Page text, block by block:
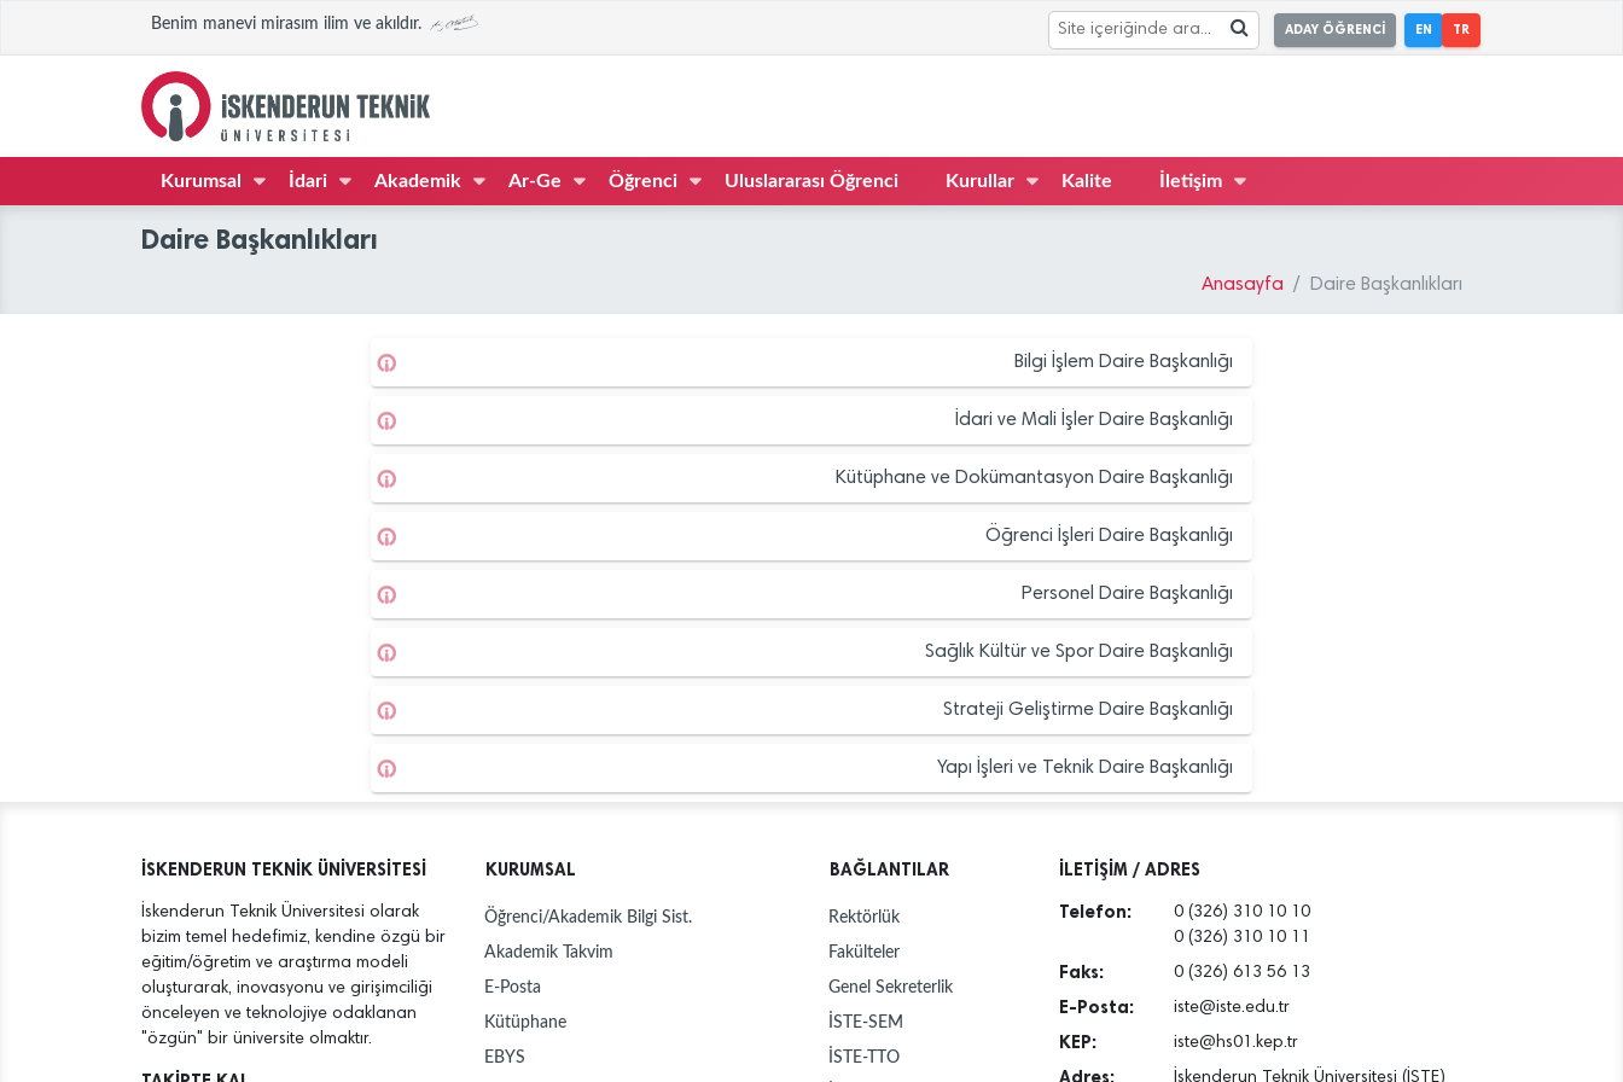
Benim manevi mirasım ilim ve akıldır. ADAY ÖĞRENCİ EN TR
Kurumsal İdari Akademik Ar-Ge Öğrenci Uluslararası Öğrenci Kurullar Kalite İletişim
Daire Başkanlıkları
Anasayfa Daire Başkanlıkları
Bilgi İşlem Daire Başkanlığı
İdari ve Mali İşler Daire Başkanlığı
Kütüphane ve Dokümantasyon Daire Başkanlığı
Öğrenci İşleri Daire Başkanlığı
Personel Daire Başkanlığı
Sağlık Kültür ve Spor Daire Başkanlığı
Strateji Geliştirme Daire Başkanlığı
Yapı İşleri ve Teknik Daire Başkanlığı
İSKENDERUN TEKNİK ÜNİVERSİTESİ
İskenderun Teknik Üniversitesi olarak
bizim temel hedefimiz, kendine özgü bir
eğitim/öğretim ve araştırma modeli
oluşturarak, inovasyonu ve girişimciliği
önceleyen ve teknolojiye odaklanan
"özgün" bir üniversite olmaktır.
KURUMSAL
Öğrenci/Akademik Bilgi Sist.
Akademik Takvim
E-Posta
Kütüphane
EBYS
BAĞLANTILAR
Rektörlük
Fakülteler
Genel Sekreterlik
İSTE-SEM
İSTE-TTO
İLETİŞİM / ADRES
Telefon:
0 (326) 310 10 10
0 (326) 310 10 11
Faks: 0 (326) 613 56 13
E-Posta: iste@iste.edu.tr
KEP: iste@hs01.kep.tr
Adres: İskenderun Teknik Üniversitesi (İSTE)